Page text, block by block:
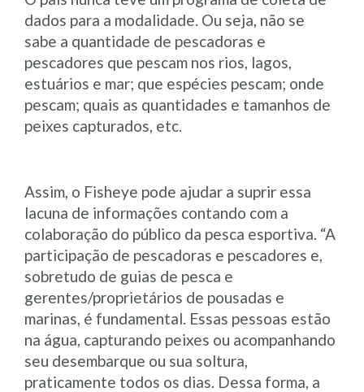
dados para a modalidade. Ou seja, não se
sabe a quantidade de pescadoras e
pescadores que pescam nos rios, lagos,
estuários e mar; que espécies pescam; onde
pescam; quais as quantidades e tamanhos de
peixes capturados, etc.
Assim, o Fisheye pode ajudar a suprir essa
lacuna de informações contando com a
colaboração do público da pesca esportiva. “A
participação de pescadoras e pescadores e,
sobretudo de guias de pesca e
gerentes/proprietários de pousadas e
marinas, é fundamental. Essas pessoas estão
na água, capturando peixes ou acompanhando
seu desembarque ou sua soltura,
praticamente todos os dias. Dessa forma, a